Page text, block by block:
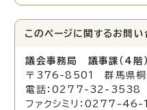
このページに関する お問い
議会事務局 議事課（4階）
〒376-8501 群馬県桐
電話：0277-32-3538
ファクシミリ：0277-46-